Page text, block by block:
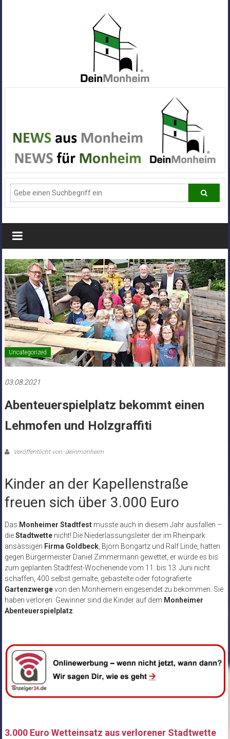
Alle
News
aus
Deiner
Stadt
Monheim
Uncategorized
03.08.2021
Abenteuerspielplatz bekommt einen
Lehmofen und Holzgraffiti
Veröffentlicht von: deinmonheim
Kinder an der Kapellenstraße
freuen sich über 3.000 Euro
Das Monheimer Stadtfestmusste auch in diesem Jahr ausfallen –
dieStadtwettenicht! Die Niederlassungsleiter der im Rheinpark
ansässigen Firma Goldbeck, Björn Bongartz und Ralf Linde, hatten
gegen Bürgermeister Daniel Zimmermann gewettet, er würde es bis
zum geplanten Stadtfest-Wochenende vom 11. bis 13. Juni nicht
schaffen, 400 selbst gemalte, gebastelte oder fotografierte
Gartenzwergevon den Monheimern eingesendet zu bekommen. Sie
haben verloren. Gewinner sind die Kinder auf dem Monheimer
Abenteuerspielplatz
3.000 Euro Wetteinsatz aus verlorener Stadtwette